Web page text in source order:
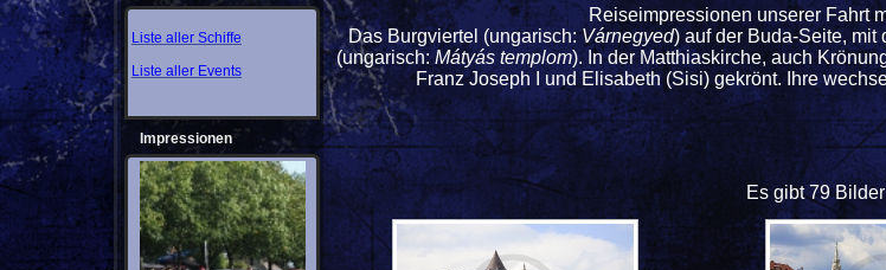
Liste aller Schiffe
Liste aller Events
Impressionen
Reiseimpressionen unserer Fahrt
Das Burgviertel (ungarisch:Várnegyed) auf der Buda-Seite, mit
(ungarisch:Mátyás templom). In der Matthiaskirche, auch
Franz Joseph I und Elisabeth (Sisi) gekrönt. Ihre
Es gibt 79